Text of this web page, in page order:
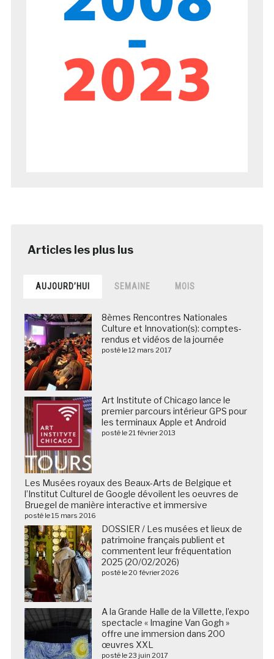
AUJOURD’HUI SEMAINE MOIS
8èmes Rencontres Nationales
Culture et Innovation(s): comptes-
rendus et vidéos de la journée
posté le 12 mars 2017
Art Institute of Chicago lance le
premier parcours intérieur GPS pour
les terminaux Apple et Android
posté le 21 février 2013
Les Musées royaux des Beaux-Arts de Belgique et
l’Institut Culturel de Google dévoilent les oeuvres de
Bruegel de manière interactive et immersive
posté le 15 mars 2016
DOSSIER / Les musées et lieux de
patrimoine français publient et
commentent leur fréquentation
2025 (20/02/2026)
posté le 20 février 2026
A la Grande Halle de la Villette, l’expo
spectacle « Imagine Van Gogh »
offre une immersion dans 200
œuvres XXL
posté le 23 juin 2017